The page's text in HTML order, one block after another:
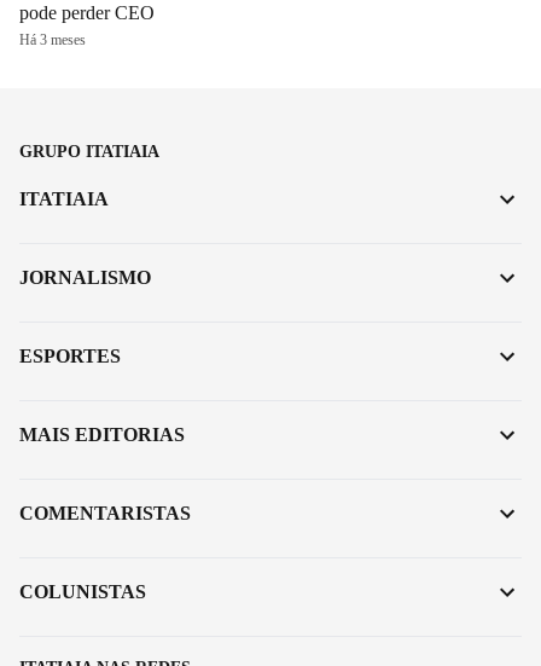
pode perder CEO
Há 3 meses
GRUPO ITATIAIA
ITATIAIA
JORNALISMO
ESPORTES
MAIS EDITORIAS
COMENTARISTAS
COLUNISTAS